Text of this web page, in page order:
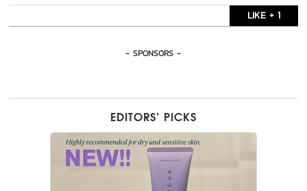
LIKE + 1
- SPONSORS -
EDITORS’ PICKS